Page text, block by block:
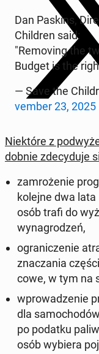
Dan Paskins,
Chil­dren said:
"Re­mo­ving the
Budget is the
— Save the
vem­ber 23, 2025
Nie­któ­re z
dob­nie zde­cy­du­je
za­mro­że­nie
kolejne dwa
osób trafi do
wy­na­gro­dzeń,
ogra­ni­cze­nie
zna­cza­nia
co­we, w tym na
wpro­wa­dze­nie
dla
po podatku
osób wybiera